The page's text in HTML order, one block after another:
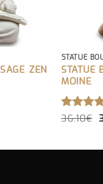
ZEN
STATUE
STATUE
MOINE
NOTE
36.10€